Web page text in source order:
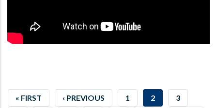
FIRST
« FIRST
PREVIOUS
‹ PREVIOUS PAGE
1
CURRENT
2 PAGE
3